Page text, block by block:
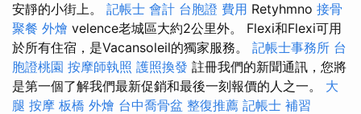
安靜的小街上。 記帳士 會計 台胞證 費用 Retyhmno 接骨
聚餐 外燴 velence老城區大約2公里外。 Flexi和Flexi可用
於所有住宿，是Vacansoleil的獨家服務。 記帳士事務所 台
胞證桃園 按摩師執照 護照換發 註冊我們的新聞通訊，您將
是第一個了解我們最新促銷和最後一刻報價的人之一。 大
腿 按摩 板橋 外燴 台中喬骨盆 整復推薦 記帳士 補習